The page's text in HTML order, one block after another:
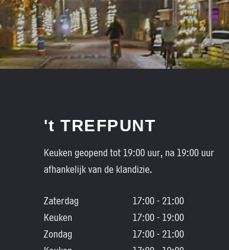
't TREFPUNT
Keuken geopend tot 19:00 uur, na 19:00 uur
afhankelijk van de klandizie.
Zaterdag
17:00 - 21:00
Keuken
17:00 - 19:00
Zondag
17:00 - 21:00